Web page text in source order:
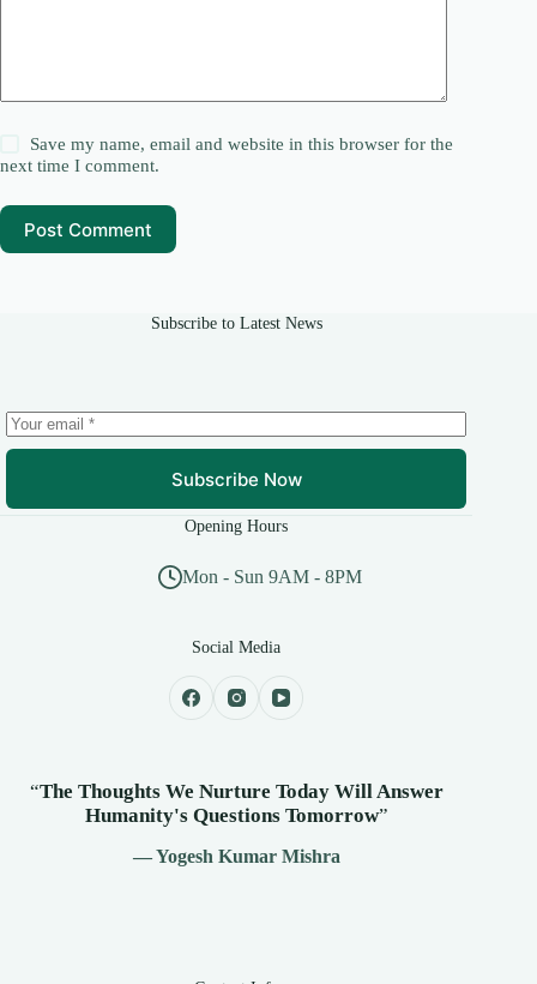
Save my name, email and website in this browser for the
next time I comment.
Post Comment
Subscribe to Latest News
Subscribe Now
Opening Hours
Mon - Sun 9AM - 8PM
Social Media
“The Thoughts We Nurture Today Will Answer
Humanity's Questions Tomorrow”
— Yogesh Kumar Mishra